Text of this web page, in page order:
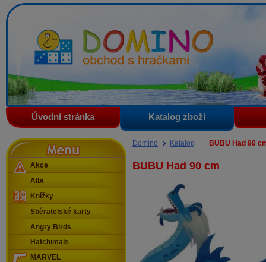
Domino - obchod s hračkami
Úvodní stránka Katalog zboží
Domino Katalog BUBU Had 90
BUBU Had 90 cm
Menu
Akce
Albi
Knížky
Sběratelské karty
Angry Birds
Hatchimals
MARVEL